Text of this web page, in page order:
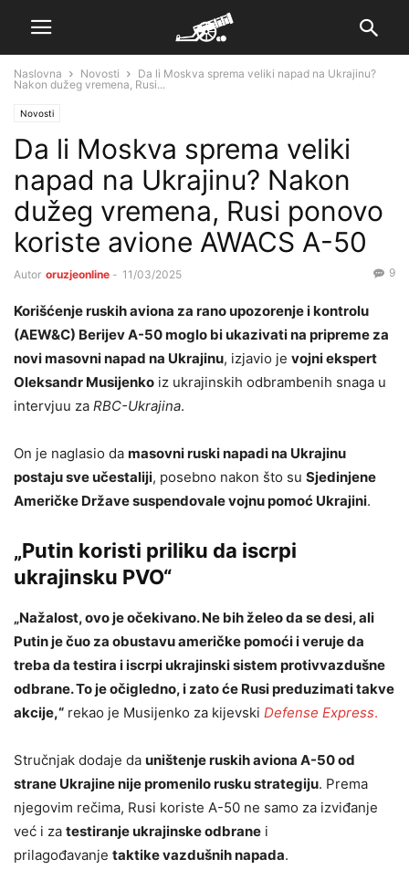
Naslovna Novosti
Da li Moskva sprema veliki napad na Ukrajinu?
Nakon dužeg vremena, Rusi...
Novosti
Da li Moskva sprema veliki
napad na Ukrajinu? Nakon
dužeg vremena, Rusi ponovo
koriste avione AWACS A-50
Autor oruzjeonline - 11/03/2025 9
Korišćenje ruskih aviona za rano upozorenje i kontrolu
(AEW&C) Berijev A-50 moglo bi ukazivati na pripreme za
novi masovni napad na Ukrajinu, izjavio je vojni ekspert
Oleksandr Musijenko iz ukrajinskih odbrambenih snaga u
intervjuu za RBC-Ukrajina.
On je naglasio da masovni ruski napadi na Ukrajinu
postaju sve učestaliji, posebno nakon što su Sjedinjene
Američke Države suspendovale vojnu pomoć Ukrajini.
„Putin koristi priliku da iscrpi
ukrajinsku PVO“
„Nažalost, ovo je očekivano. Ne bih želeo da se desi, ali
Putin je čuo za obustavu američke pomoći i veruje da
treba da testira i iscrpi ukrajinski sistem protivvazdušne
odbrane. To je očigledno, i zato će Rusi preduzimati takve
akcije,“ rekao je Musijenko za kijevski Defense Express.
Stručnjak dodaje da uništenje ruskih aviona A-50 od
strane Ukrajine nije promenilo rusku strategiju. Prema
njegovim rečima, Rusi koriste A-50 ne samo za izviđanje
već i za testiranje ukrajinske odbrane i
prilagođavanje taktike vazdušnih napada.